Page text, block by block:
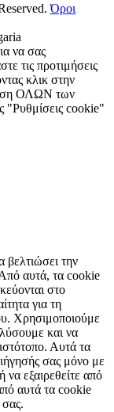
Όροι
να σας
τις προτιμήσεις
κλικ στην
ΟΛΩΝ των
"Ρυθμίσεις cookie"
βελτιώσει την
αυτά, τα cookie
στο
για τη
Χρησιμοποιούμε
και να
Αυτά τα
σας μόνο με
να εξαιρεθείτε από
αυτά τα cookie
σας.